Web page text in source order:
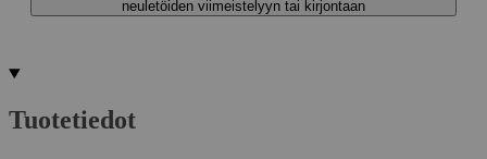
neuletöiden viimeistelyyn tai kirjontaan
Tuotetiedot